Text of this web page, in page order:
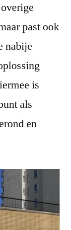
past ook
nabije
is
als
en